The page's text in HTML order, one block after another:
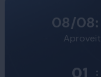
08/08:
01 :